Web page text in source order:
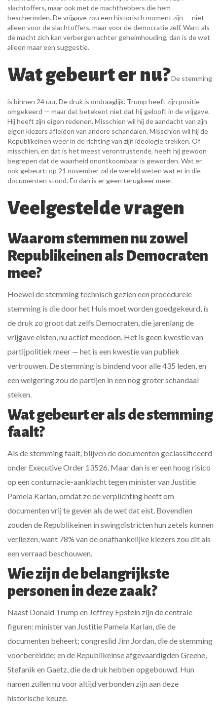
slachtoffers, maar ook met de machthebbers die hem
beschermden. De vrijgave zou een historisch moment zijn — niet
alleen voor de slachtoffers, maar voor de democratie zelf. Want als
de macht zich kan verbergen achter geheimhouding, dan is de wet
alleen maar een suggestie.
Wat gebeurt er nu?De stemming
is binnen 24 uur. De druk is ondraaglijk. Trump heeft zijn positie
omgekeerd — maar dat betekent niet dat hij gelooft in de vrijgave.
Hij heeft zijn eigen redenen. Misschien wil hij de aandacht van zijn
eigen kiezers afleiden van andere schandalen. Misschien wil hij de
Republikeinen weer in de richting van zijn ideologie trekken. Of
misschien, en dat is het meest verontrustende, heeft hij gewoon
begrepen dat de waarheid onontkoombaar is geworden. Wat er
ook gebeurt: op 21 november zal de wereld weten wat er in die
documenten stond. En dan is er geen terugkeer meer.
Veelgestelde vragen
Waarom stemmen nu zowel
Republikeinen als Democraten
mee?
Hoewel de stemming technisch gezien een procedurele
stemming is die door het Huis moet worden goedgekeurd, is
de druk zo groot dat zelfs Democraten, die jarenlang de
vrijgave eisten, nu actief meedoen. Het is geen kwestie van
partijpolitiek meer — het is een kwestie van publiek
vertrouwen. De stemming is bindend voor alle 435 leden, en
een weigering zou de partijen in een nog groter schandaal
steken.
Wat gebeurt er als de stemming
faalt?
Als de stemming faalt, blijven de documenten geclassificeerd
onder Executive Order 13526. Maar dan is er een hoog risico
op een contumacie-aanklacht tegen minister van Justitie
Pamela Karlan, omdat ze de verplichting heeft om
documenten vrij te geven als de wet dat eist. Bovendien
zouden de Republikeinen in swingdistricten hun zetels kunnen
verliezen, want 78% van de onafhankelijke kiezers zou dit als
een verraad beschouwen.
Wie zijn de belangrijkste
personen in deze zaak?
Naast Donald Trump en Jeffrey Epstein zijn de centrale
figuren: minister van Justitie Pamela Karlan, die de
documenten beheert; congreslid Jim Jordan, die de stemming
voorbereidde; en de Republikeinse afgevaardigden Greene,
Stefanik en Gaetz, die de druk hebben opgebouwd. Hun
namen zullen nu voor altijd verbonden zijn aan deze
historische keuze.